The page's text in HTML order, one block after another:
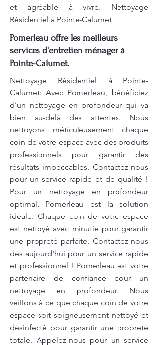
et agréable à vivre. Nettoyage
Résidentiel à Pointe-Calumet
Pomerleau offre les meilleurs
services d'entretien ménager à
Pointe-Calumet.
Nettoyage Résidentiel à Pointe-
Calumet: Avec Pomerleau, bénéficiez
d’un nettoyage en profondeur qui va
bien au-delà des attentes. Nous
nettoyons méticuleusement chaque
coin de votre espace avec des produits
professionnels pour garantir des
résultats impeccables. Contactez-nous
pour un service rapide et de qualité !
Pour un nettoyage en profondeur
optimal, Pomerleau est la solution
idéale. Chaque coin de votre espace
est nettoyé avec minutie pour garantir
une propreté parfaite. Contactez-nous
dès aujourd'hui pour un service rapide
et professionnel ! Pomerleau est votre
partenaire de confiance pour un
nettoyage en profondeur. Nous
veillons à ce que chaque coin de votre
espace soit soigneusement nettoyé et
désinfecté pour garantir une propreté
totale. Appelez-nous pour un service